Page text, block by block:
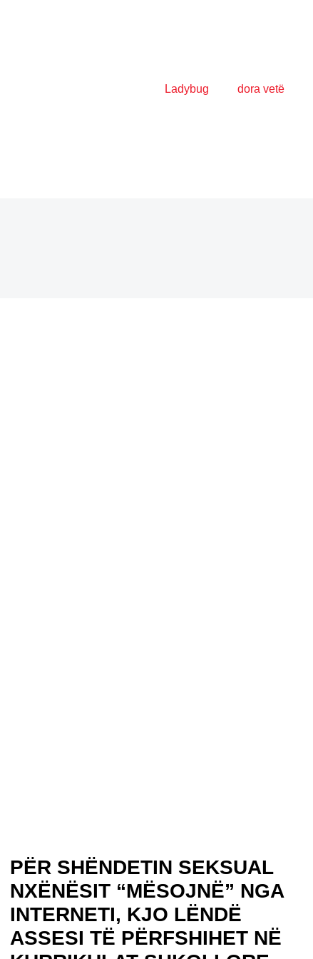
Ladybug dora vetë
PËR SHËNDETIN SEKSUAL
NXËNËSIT “MËSOJNË” NGA
INTERNETI, KJO LËNDË
ASSESI TË PËRFSHIHET NË